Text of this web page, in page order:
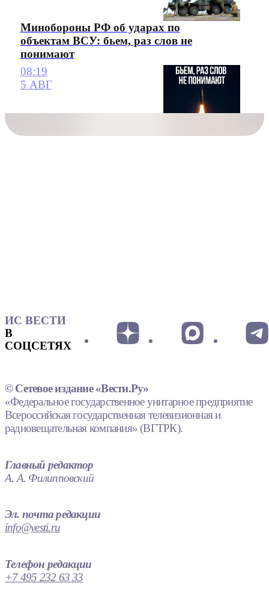
Минобороны РФ об ударах по
объектам ВСУ: бьем, раз слов не
понимают
08:19
5 АВГ
ИС ВЕСТИ
В
СОЦСЕТЯХ
© Сетевое издание «Вести.Ру»
«Федеральное государственное унитарное предприятие
Всероссийская государственная телевизионная и
радиовещательная компания» (ВГТРК).
Главный редактор
А. А. Филипповский
Эл. почта редакции
info@vesti.ru
Телефон редакции
+7 495 232 63 33